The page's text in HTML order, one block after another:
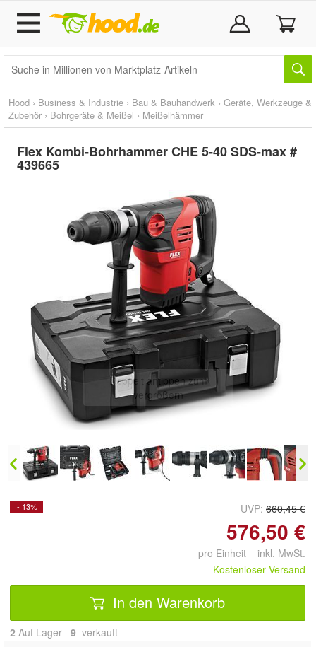
Hood › Business & Industrie › Bau & Bauhandwerk › Geräte, Werkzeuge &
Zubehör › Bohrgeräte & Meißel › Meißelhämmer
Flex Kombi-Bohrhammer CHE 5-40 SDS-max #
439665
Doppelt antippen zum
vergrößern
- 13% UVP: 660,45 €
576,50 €
pro Einheit inkl. MwSt.
Kostenloser Versand
In den Warenkorb
2 Auf Lager 9 verkauft